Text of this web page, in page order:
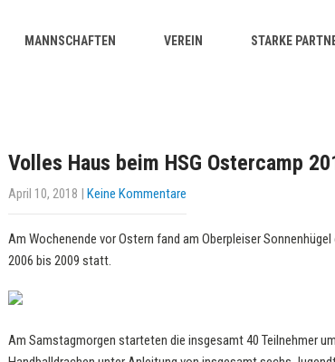
MANNSCHAFTEN VEREIN STARKE
Volles Haus beim HSG Ostercamp
April 10, 2018 | Keine Kommentare
Am Wochenende vor Ostern fand am Oberpleiser
2006 bis 2009 statt.
Am Samstagmorgen starteten die insgesamt 40 Teilnehmer